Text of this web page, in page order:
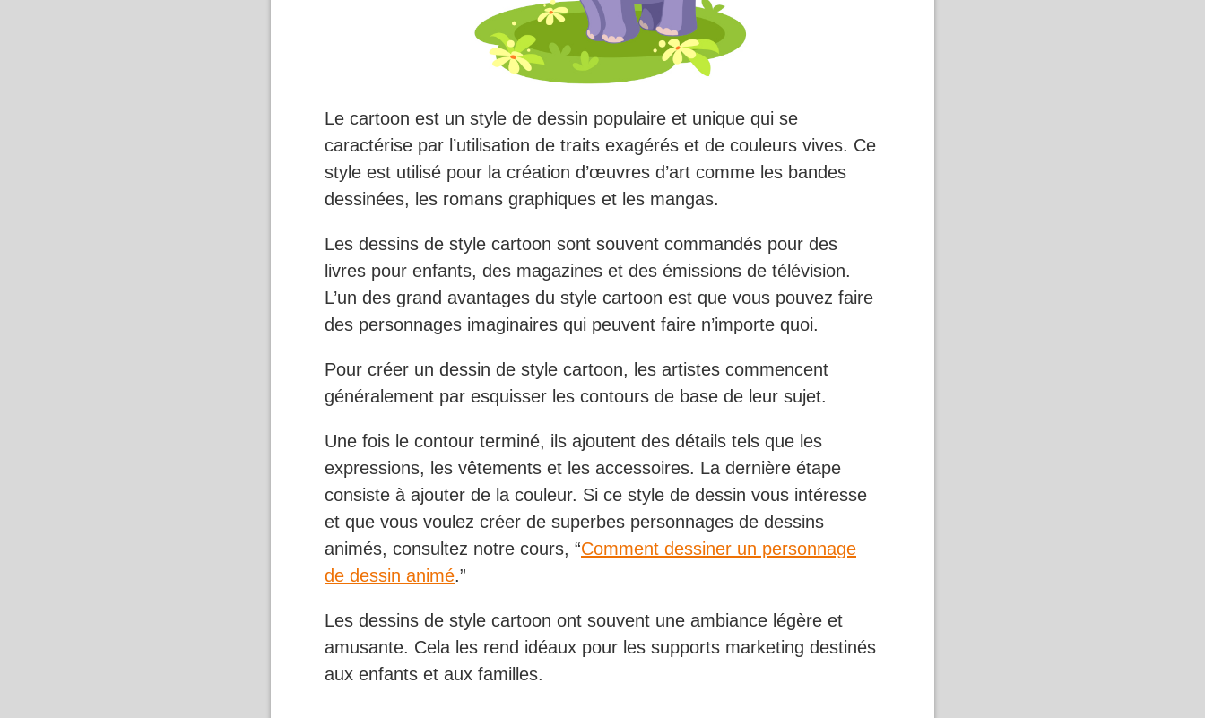
Le cartoon est un style de dessin populaire et unique qui se
caractérise par l’utilisation de traits exagérés et de couleurs vives. Ce
style est utilisé pour la création d’œuvres d’art comme les bandes
dessinées, les romans graphiques et les mangas.
Les dessins de style cartoon sont souvent commandés pour des
livres pour enfants, des magazines et des émissions de télévision.
L’un des grand avantages du style cartoon est que vous pouvez faire
des personnages imaginaires qui peuvent faire n’importe quoi.
Pour créer un dessin de style cartoon, les artistes commencent
généralement par esquisser les contours de base de leur sujet.
Une fois le contour terminé, ils ajoutent des détails tels que les
expressions, les vêtements et les accessoires. La dernière étape
consiste à ajouter de la couleur. Si ce style de dessin vous intéresse
et que vous voulez créer de superbes personnages de dessins
animés, consultez notre cours, “Comment dessiner un personnage
de dessin animé.”
Les dessins de style cartoon ont souvent une ambiance légère et
amusante. Cela les rend idéaux pour les supports marketing destinés
aux enfants et aux familles.